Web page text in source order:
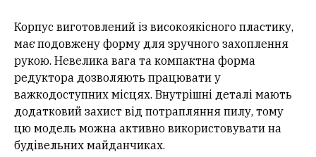
Корпус виготовлений із високоякісного пластику,
має подовжену форму для зручного захоплення
рукою. Невелика вага та компактна форма
редуктора дозволяють працювати у
важкодоступних місцях. Внутрішні деталі мають
додатковий захист від потрапляння пилу, тому
цю модель можна активно використовувати на
будівельних майданчиках.